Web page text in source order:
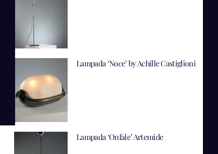
Lampada ‘Noce’ by Achille Castiglioni
Lampada ‘Onfale’ Artemide